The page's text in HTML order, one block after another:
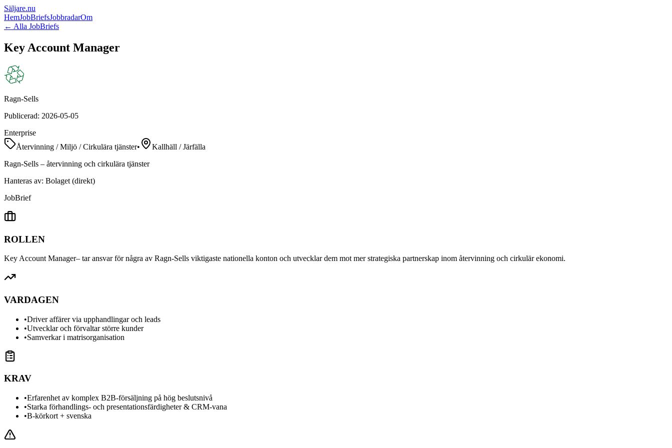
Säljare.nu
HemJobBriefsJobbradarOm
← Alla JobBriefs
Key Account Manager
Ragn-Sells
Publicerad: 2026-05-05
Enterprise
Återvinning / Miljö / Cirkulära tjänster•
Kallhäll / Järfälla
Ragn-Sells – återvinning och cirkulära tjänster
Hanteras av: Bolaget (direkt)
JobBrief
ROLLEN
Key Account Manager– tar ansvar för några av Ragn-Sells viktigaste nationella konton och utvecklar dem mot mer strategiska partnerskap inom återvinning och cirkulär ekonomi.
VARDAGEN
•Driver affärer via upphandlingar och leads
•Utvecklar och förvaltar större kunder
•Samverkar i matrisorganisation
KRAV
•Erfarenhet av komplex B2B-försäljning på hög beslutsnivå
•Starka förhandlings- och presentationsfärdigheter & CRM-vana
•B-körkort + svenska